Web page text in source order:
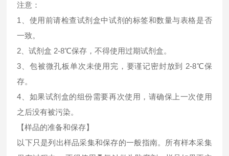
注意：
1、使用前请检查试剂盒中试剂的标签和数量与表格是否
一致。
2、试剂盒 2-8℃保存，不得使用过期试剂盒。
3、包被微孔板单次未使用完，要谨记密封放到 2-8℃保
存。
4、如果试剂盒的组份需要再次使用，请确保上一次使用
之后没有被污染。
【样品的准备和保存】
以下只是列出样品采集和保存的一般指南。所有样本采集